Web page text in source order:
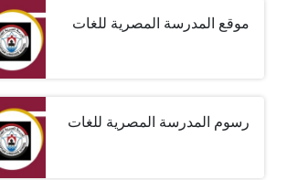
موقع المدرسة المصرية للغات
رسوم المدرسة المصرية للغات